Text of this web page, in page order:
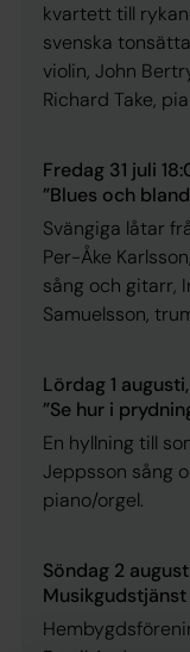
kvartett till
svenska
violin, John
Richard Take,
Fredag 31 juli
”Blues och
Svängiga låtar
Per-Åke
sång och gitarr,
Samuelsson,
Lördag 1
”Se hur i
En hyllning till
Jeppsson sång
piano/orgel.
Söndag 2
Musikgudstjänst